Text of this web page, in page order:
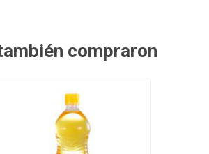
compraron